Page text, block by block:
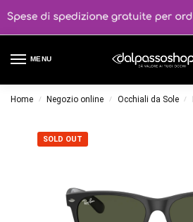
MENU
Home / Negozio online / Occhiali da Sole /
SOLD OUT